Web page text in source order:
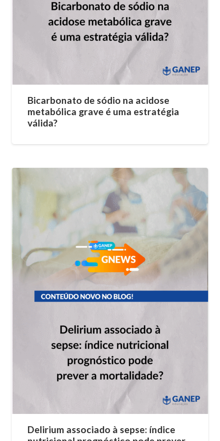
Bicarbonato de sódio na acidose
metabólica grave é uma estratégia
válida?
Delirium associado à sepse: índice